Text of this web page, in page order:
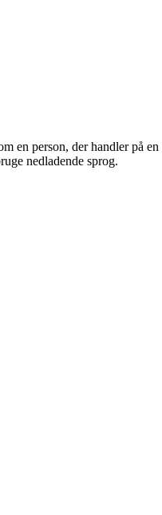
en person, der handler på
nedladende sprog.